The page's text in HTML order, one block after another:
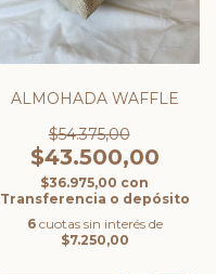
ALMOHADA WAFFLE
$54.375,00
$43.500,00
$36.975,00 con
Transferencia o depósito
6 cuotas sin interés de
$7.250,00